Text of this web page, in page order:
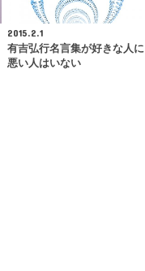
2015.2.1
有吉弘行名言集が好きな人に
悪い人はいない